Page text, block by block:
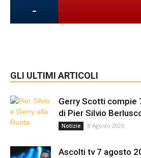
-
GLI ULTIMI ARTICOLI
Gerry Scotti compie
di Pier Silvio
Notizie 8 Agosto 2026
Ascolti tv 7 agosto